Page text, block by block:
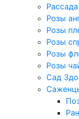
Розы
Розы
Розы
Розы
Розы
Сад